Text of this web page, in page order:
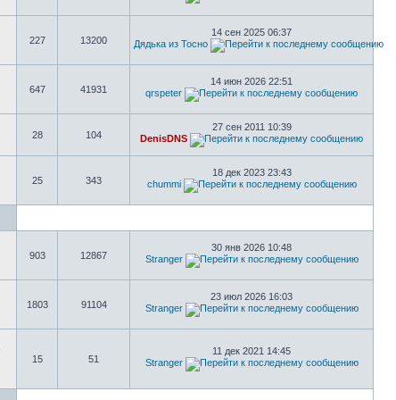
227 13200
14 сен 2025 06:37
Дядька из Тосно
647 41931
14 июн 2026 22:51
qrspeter
28 104
27 сен 2011 10:39
DenisDNS
25 343
18 дек 2023 23:43
chummi
903 12867
30 янв 2026 10:48
Stranger
1803 91104
23 июл 2026 16:03
Stranger
15 51
11 дек 2021 14:45
Stranger